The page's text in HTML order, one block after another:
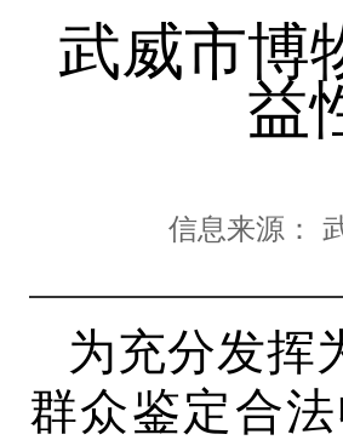
武威市博
益
信息来源：
为充分发挥
群众鉴定合